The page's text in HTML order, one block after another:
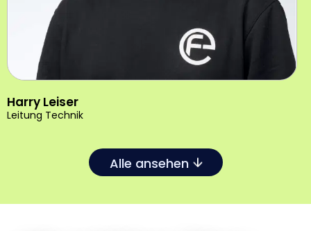
Harry Leiser
Leitung Technik
Alle ansehen